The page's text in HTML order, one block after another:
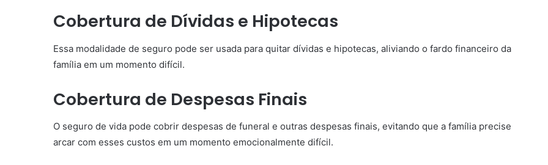
Cobertura de Dívidas e Hipotecas
Essa modalidade de seguro pode ser usada para quitar dívidas e hipotecas, aliviando o fardo financeiro da
família em um momento difícil.
Cobertura de Despesas Finais
O seguro de vida pode cobrir despesas de funeral e outras despesas finais, evitando que a família precise
arcar com esses custos em um momento emocionalmente difícil.